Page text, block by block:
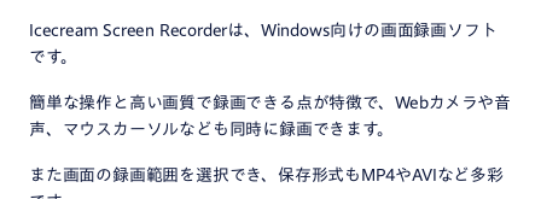
Icecream Screen Recorderは、Windows向けの画面録画ソフト
です。
簡単な操作と高い画質で録画できる点が特徴で、Webカメラや音
声、マウスカーソルなども同時に録画できます。
また画面の録画範囲を選択でき、保存形式もMP4やAVIなど多彩